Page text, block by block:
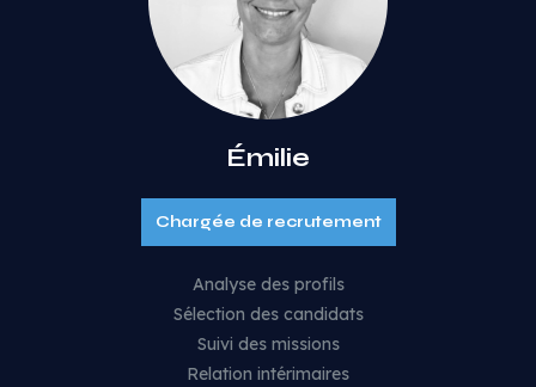
Émilie
Chargée de recrutement
Analyse des profils
Sélection des candidats
Suivi des missions
Relation intérimaires